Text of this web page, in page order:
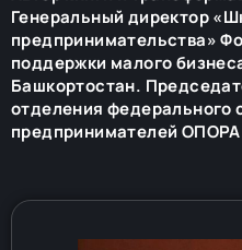
Генеральный директор
предпринимательства»
поддержки малого
Башкортостан.
отделения федерального
предпринимателей